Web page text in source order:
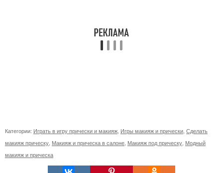
Категории: Играть в игру прически и макияж Игры макияж и прически Сделать
макияж прическу Макияж и прическа в салоне Макияж под прическу Модный
макияж и прическа